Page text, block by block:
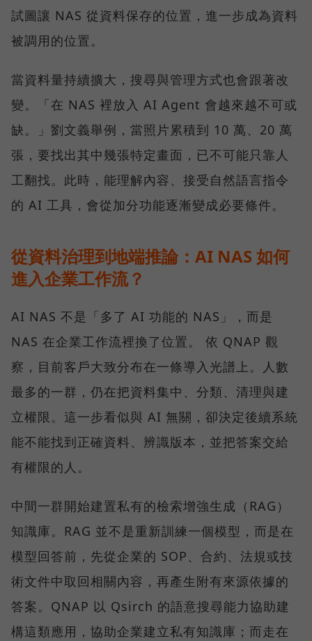
試圖讓 NAS 從資料保存的位置，進一步成為資料
被調用的位置。
當資料量持續擴大，搜尋與管理方式也會跟著改
變。「在 NAS 裡放入 AI Agent 會越來越不可或
缺。」劉文義舉例，當照片累積到 10 萬、20 萬
張，要找出其中幾張特定畫面，已不可能只靠人
工翻找。此時，能理解內容、接受自然語言指令
的 AI 工具，會從加分功能逐漸變成必要條件。
從資料治理到地端推論：AI NAS 如何
進入企業工作流？
AI NAS 不是「多了 AI 功能的 NAS」，而是
NAS 在企業工作流裡換了位置。 依 QNAP 觀
察，目前客戶大致分布在一條導入光譜上。人數
最多的一群，仍在把資料集中、分類、清理與建
立權限。這一步看似與 AI 無關，卻決定後續系統
能不能找到正確資料、辨識版本，並把答案交給
有權限的人。
中間一群開始建置私有的檢索增強生成（RAG）
知識庫。RAG 並不是重新訓練一個模型，而是在
模型回答前，先從企業的 SOP、合約、法規或技
術文件中取回相關內容，再產生附有來源依據的
答案。QNAP 以 Qsirch 的語意搜尋能力協助建
構這類應用，協助企業建立私有知識庫；而走在